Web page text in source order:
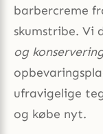
barbercreme
skumstribe. Vi
og
ufravigelige
og købe nyt.